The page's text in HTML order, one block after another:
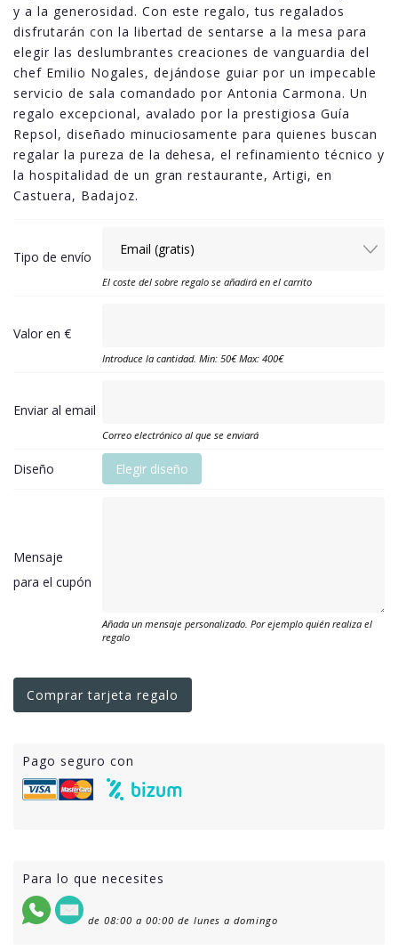
y a la generosidad. Con este regalo, tus regalados
disfrutarán con la libertad de sentarse a la mesa para
elegir las deslumbrantes creaciones de vanguardia del
chef Emilio Nogales, dejándose guiar por un impecable
servicio de sala comandado por Antonia Carmona. Un
regalo excepcional, avalado por la prestigiosa Guía
Repsol, diseñado minuciosamente para quienes buscan
regalar la pureza de la dehesa, el refinamiento técnico y
la hospitalidad de un gran restaurante, Artigi, en
Castuera, Badajoz.
Tipo de envío
El coste del sobre regalo se añadirá en el carrito
Valor en €
Introduce la cantidad. Min: 50€ Max: 400€
Enviar al email
Correo electrónico al que se enviará
Diseño Elegir diseño
Mensaje
para el cupón
Añada un mensaje personalizado. Por ejemplo quién realiza el
regalo
Comprar tarjeta regalo
Pago seguro con
Para lo que necesites
de 08:00 a 00:00 de lunes a domingo